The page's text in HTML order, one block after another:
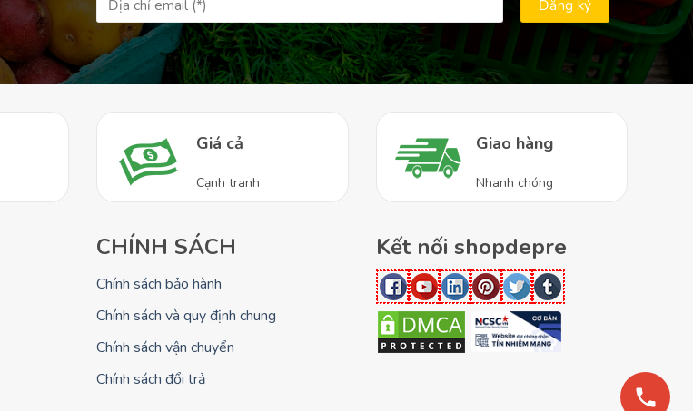
Giá cả
Cạnh tranh
Giao hàng
Nhanh chóng
CHÍNH SÁCH
Chính sách bảo hành
Chính sách và quy định chung
Chính sách vận chuyển
Chính sách đổi trả
Kết nối shopdepre